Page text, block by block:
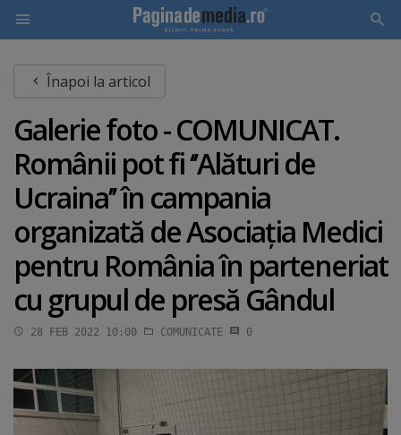
main
content
Înapoi la articol
Galerie foto - COMUNICAT.
Românii pot fi ‘’Alături de
Ucraina’’ în campania
organizată de Asociaţia Medici
pentru România în parteneriat
cu grupul de presă Gândul
28 FEB 2022 10:00 COMUNICATE 0